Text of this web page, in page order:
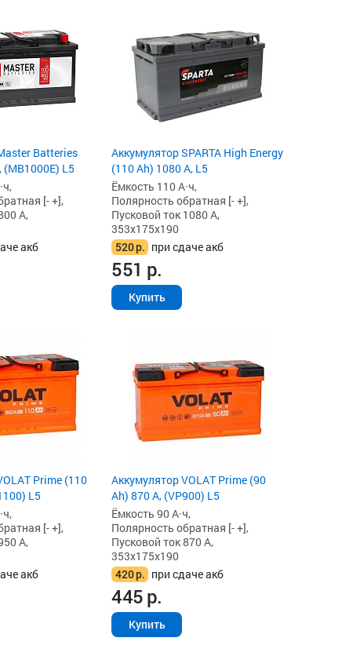
Batteries
(MB1000E) L5
[- +],
А,
акб
Аккумулятор SPARTA High Energy
(110 Ah) 1080 А, L5
Ёмкость 110 А·ч,
Полярность обратная [- +],
Пусковой ток 1080 А,
353x175x190
520р. при сдаче акб
551 р.
Купить
Prime (110
L5
[- +],
А,
акб
Аккумулятор VOLAT Prime (90
Ah) 870 А, (VP900) L5
Ёмкость 90 А·ч,
Полярность обратная [- +],
Пусковой ток 870 А,
353x175x190
420р. при сдаче акб
445р.
Купить